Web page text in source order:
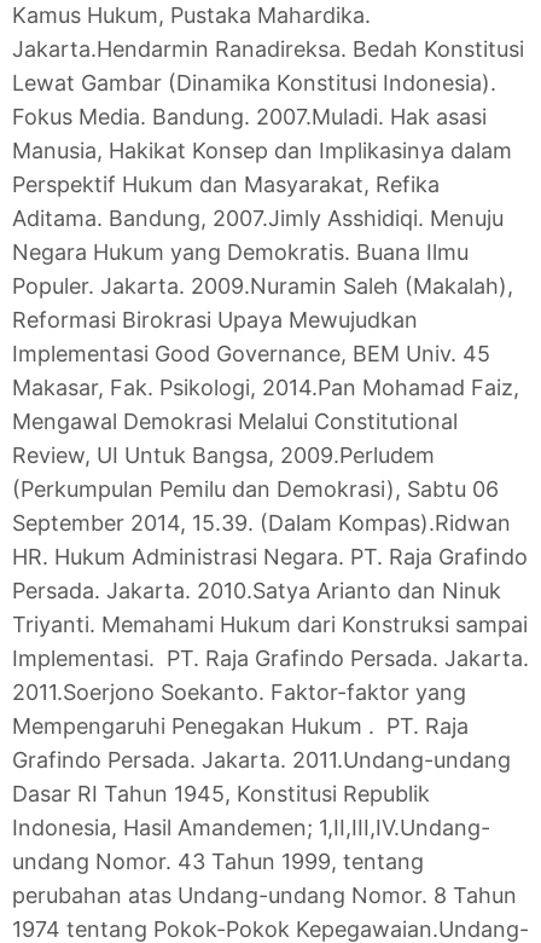
Kamus Hukum, Pustaka Mahardika.
Jakarta.Hendarmin Ranadireksa. Bedah Konstitusi
Lewat Gambar (Dinamika Konstitusi Indonesia).
Fokus Media. Bandung. 2007.Muladi. Hak asasi
Manusia, Hakikat Konsep dan Implikasinya dalam
Perspektif Hukum dan Masyarakat, Refika
Aditama. Bandung, 2007.Jimly Asshidiqi. Menuju
Negara Hukum yang Demokratis. Buana Ilmu
Populer. Jakarta. 2009.Nuramin Saleh (Makalah),
Reformasi Birokrasi Upaya Mewujudkan
Implementasi Good Governance, BEM Univ. 45
Makasar, Fak. Psikologi, 2014.Pan Mohamad Faiz,
Mengawal Demokrasi Melalui Constitutional
Review, UI Untuk Bangsa, 2009.Perludem
(Perkumpulan Pemilu dan Demokrasi), Sabtu 06
September 2014, 15.39. (Dalam Kompas).Ridwan
HR. Hukum Administrasi Negara. PT. Raja Grafindo
Persada. Jakarta. 2010.Satya Arianto dan Ninuk
Triyanti. Memahami Hukum dari Konstruksi sampai
Implementasi. PT. Raja Grafindo Persada. Jakarta.
2011.Soerjono Soekanto. Faktor-faktor yang
Mempengaruhi Penegakan Hukum . PT. Raja
Grafindo Persada. Jakarta. 2011.Undang-undang
Dasar RI Tahun 1945, Konstitusi Republik
Indonesia, Hasil Amandemen; 1,II,III,IV.Undang-
undang Nomor. 43 Tahun 1999, tentang
perubahan atas Undang-undang Nomor. 8 Tahun
1974 tentang Pokok-Pokok Kepegawaian.Undang-